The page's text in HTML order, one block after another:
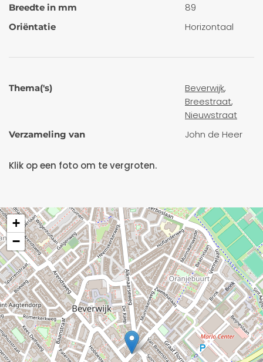
Breedte in mm 89
Oriëntatie Horizontaal
Thema('s) Beverwijk,
Breestraat,
Nieuwstraat
Verzameling van John de Heer
Klik op een foto om te vergroten.
+
−